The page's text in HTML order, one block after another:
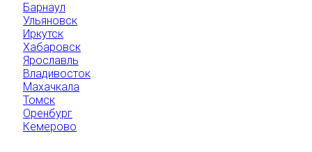
Барнаул
Ульяновск
Иркутск
Хабаровск
Ярославль
Владивосток
Махачкала
Томск
Оренбург
Кемерово